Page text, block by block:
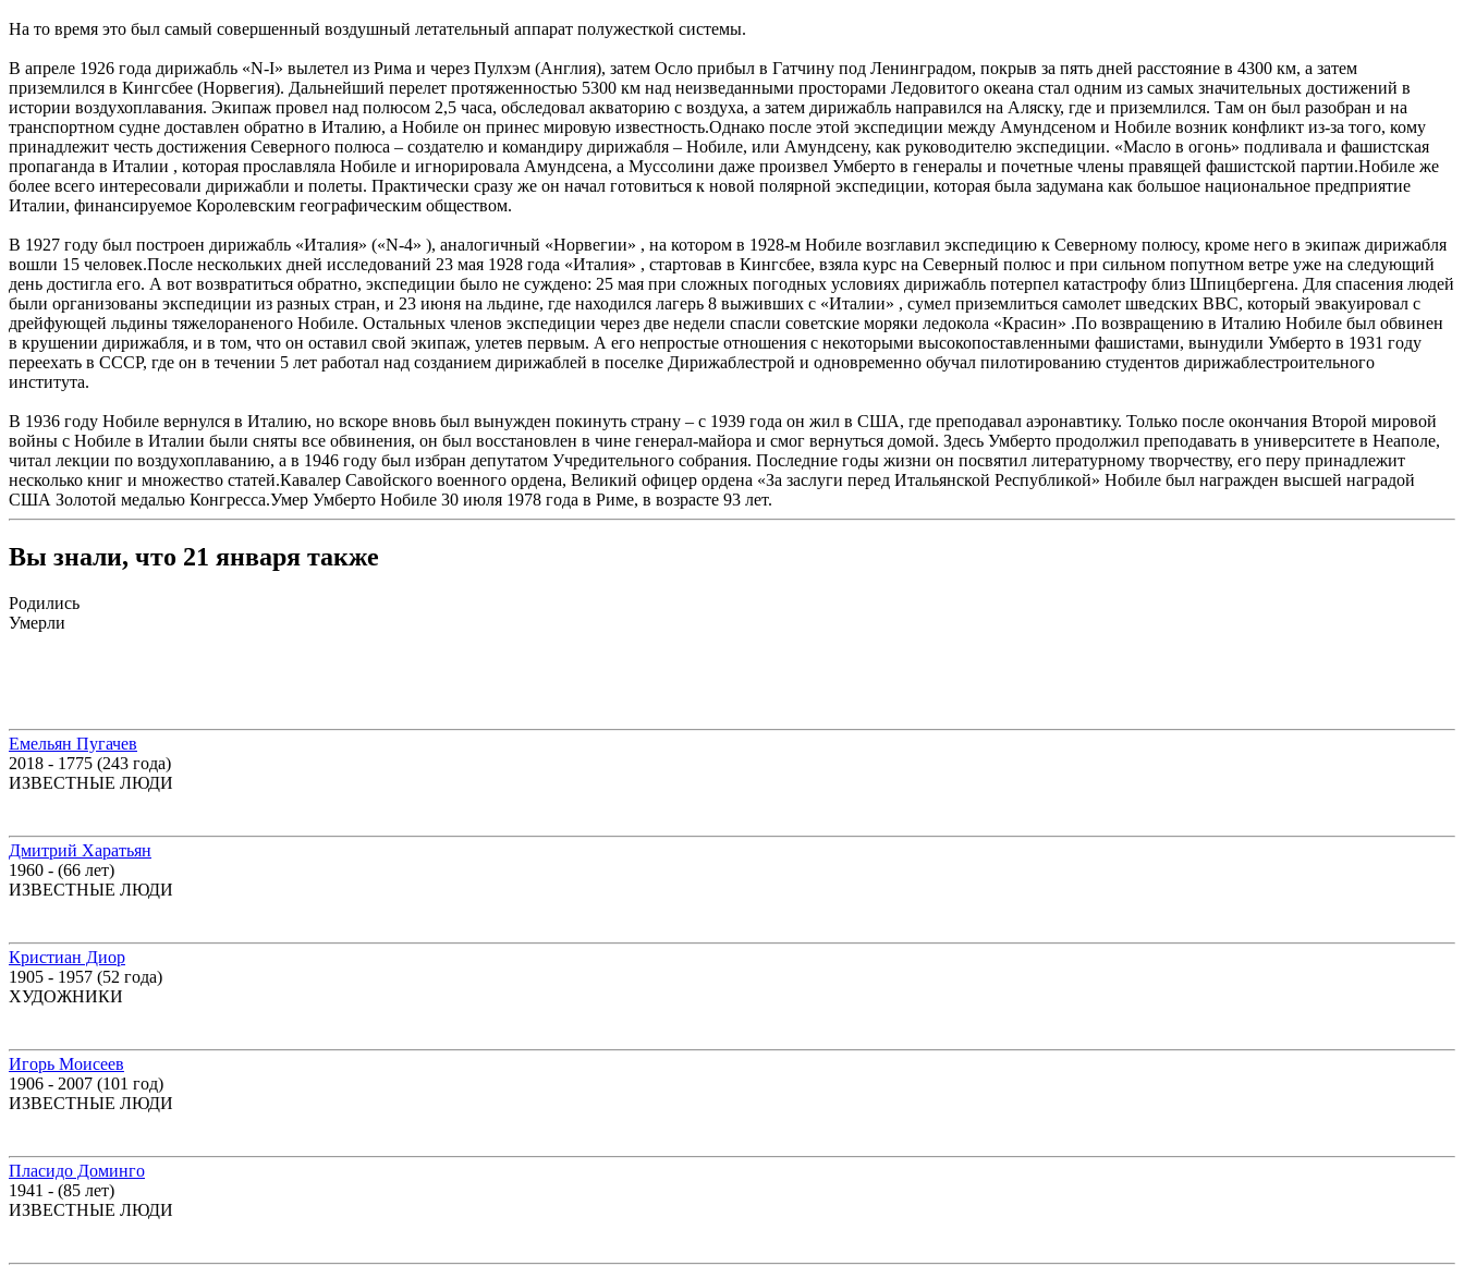
На то время это был самый совершенный воздушный летательный аппарат полужесткой системы.
В апреле 1926 года дирижабль «N-I» вылетел из Рима и через Пулхэм (Англия), затем Осло прибыл в Гатчину под Ленинградом, покрыв за пять дней расстояние в 4300 км, а затем
приземлился в Кингсбее (Норвегия). Дальнейший перелет протяженностью 5300 км над неизведанными просторами Ледовитого океана стал одним из самых значительных достижений в
истории воздухоплавания. Экипаж провел над полюсом 2,5 часа, обследовал акваторию с воздуха, а затем дирижабль направился на Аляску, где и приземлился. Там он был разобран и на
транспортном судне доставлен обратно в Италию, а Нобиле он принес мировую известность.Однако после этой экспедиции между Амундсеном и Нобиле возник конфликт из-за того, кому
принадлежит честь достижения Северного полюса – создателю и командиру дирижабля – Нобиле, или Амундсену, как руководителю экспедиции. «Масло в огонь» подливала и фашистская
пропаганда в Италии , которая прославляла Нобиле и игнорировала Амундсена, а Муссолини даже произвел Умберто в генералы и почетные члены правящей фашистской партии.Нобиле же
более всего интересовали дирижабли и полеты. Практически сразу же он начал готовиться к новой полярной экспедиции, которая была задумана как большое национальное предприятие
Италии, финансируемое Королевским географическим обществом.
В 1927 году был построен дирижабль «Италия» («N-4» ), аналогичный «Норвегии» , на котором в 1928-м Нобиле возглавил экспедицию к Северному полюсу, кроме него в экипаж дирижабля
вошли 15 человек.После нескольких дней исследований 23 мая 1928 года «Италия» , стартовав в Кингсбее, взяла курс на Северный полюс и при сильном попутном ветре уже на следующий
день достигла его. А вот возвратиться обратно, экспедиции было не суждено: 25 мая при сложных погодных условиях дирижабль потерпел катастрофу близ Шпицбергена. Для спасения людей
были организованы экспедиции из разных стран, и 23 июня на льдине, где находился лагерь 8 выживших с «Италии» , сумел приземлиться самолет шведских ВВС, который эвакуировал с
дрейфующей льдины тяжелораненого Нобиле. Остальных членов экспедиции через две недели спасли советские моряки ледокола «Красин» .По возвращению в Италию Нобиле был обвинен
в крушении дирижабля, и в том, что он оставил свой экипаж, улетев первым. А его непростые отношения с некоторыми высокопоставленными фашистами, вынудили Умберто в 1931 году
переехать в СССР, где он в течении 5 лет работал над созданием дирижаблей в поселке Дирижаблестрой и одновременно обучал пилотированию студентов дирижаблестроительного
института.
В 1936 году Нобиле вернулся в Италию, но вскоре вновь был вынужден покинуть страну – с 1939 года он жил в США, где преподавал аэронавтику. Только после окончания Второй мировой
войны с Нобиле в Италии были сняты все обвинения, он был восстановлен в чине генерал-майора и смог вернуться домой. Здесь Умберто продолжил преподавать в университете в Неаполе,
читал лекции по воздухоплаванию, а в 1946 году был избран депутатом Учредительного собрания. Последние годы жизни он посвятил литературному творчеству, его перу принадлежит
несколько книг и множество статей.Кавалер Савойского военного ордена, Великий офицер ордена «За заслуги перед Итальянской Республикой» Нобиле был награжден высшей наградой
США Золотой медалью Конгресса.Умер Умберто Нобиле 30 июля 1978 года в Риме, в возрасте 93 лет.
Вы знали, что 21 января также
Родились
Умерли
Емельян Пугачев
2018 - 1775 (243 года)
ИЗВЕСТНЫЕ ЛЮДИ
Дмитрий Харатьян
1960 - (66 лет)
ИЗВЕСТНЫЕ ЛЮДИ
Кристиан Диор
1905 - 1957 (52 года)
ХУДОЖНИКИ
Игорь Моисеев
1906 - 2007 (101 год)
ИЗВЕСТНЫЕ ЛЮДИ
Пласидо Доминго
1941 - (85 лет)
ИЗВЕСТНЫЕ ЛЮДИ